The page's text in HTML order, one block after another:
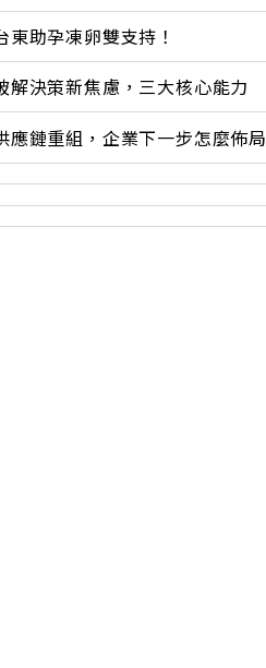
東助孕凍卵雙支持！
解決策新焦慮，三大核心能力
應鏈重組，企業下一步怎麼佈局